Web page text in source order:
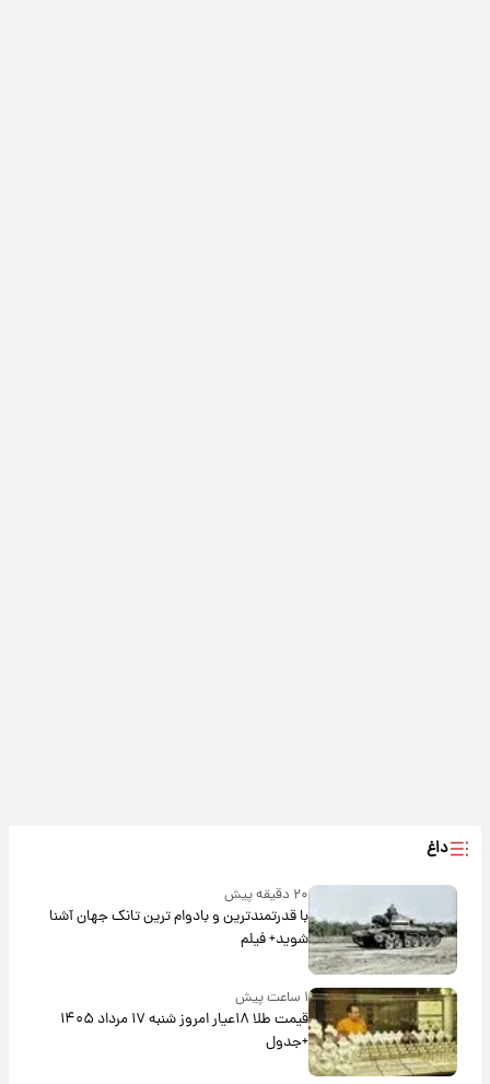
داغ
۲۰ دقیقه پیش
با قدرتمندترین و بادوام ترین تانک جهان آشنا
شوید+ فیلم
۱ ساعت پیش
قیمت طلا ۱۸عیار امروز شنبه ۱۷ مرداد ۱۴۰۵
+جدول